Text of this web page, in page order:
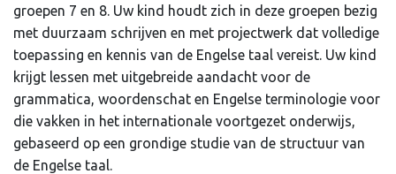
groepen 7 en 8. Uw kind houdt zich in deze groepen bezig
met duurzaam schrijven en met projectwerk dat volledige
toepassing en kennis van de Engelse taal vereist. Uw kind
krijgt lessen met uitgebreide aandacht voor de
grammatica, woordenschat en Engelse terminologie voor
die vakken in het internationale voortgezet onderwijs,
gebaseerd op een grondige studie van de structuur van
de Engelse taal.